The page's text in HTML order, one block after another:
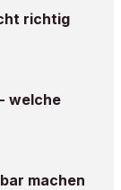
richtig
welche
machen